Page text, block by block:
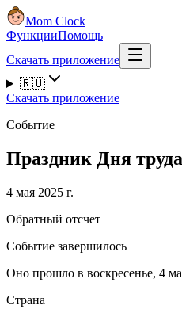
Mom Clock
ФункцииПомощь
Скачать приложение
🇷🇺
Скачать приложение
Событие
Праздник Дня
4 мая 2025 г.
Обратный отсчет
Событие завершилось
Оно прошло в воскресенье, 4
Страна